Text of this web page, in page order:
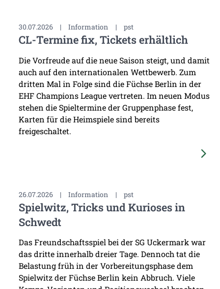
30.07.2026 | Information | pst
CL-Termine fix, Tickets erhältlich
Die Vorfreude auf die neue Saison steigt, und damit
auch auf den internationalen Wettbewerb. Zum
dritten Mal in Folge sind die Füchse Berlin in der
EHF Champions League vertreten. Im neuen Modus
stehen die Spieltermine der Gruppenphase fest,
Karten für die Heimspiele sind bereits
freigeschaltet.
26.07.2026 | Information | pst
Spielwitz, Tricks und Kurioses in
Schwedt
Das Freundschaftsspiel bei der SG Uckermark war
das dritte innerhalb dreier Tage. Dennoch tat die
Belastung früh in der Vorbereitungsphase dem
Spielwitz der Füchse Berlin kein Abbruch. Viele